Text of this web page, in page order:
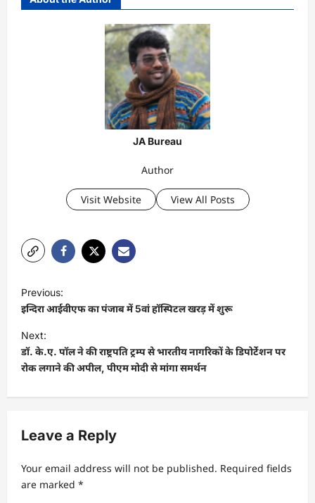
JA Bureau
Author
Visit Website View All Posts
o
s
t
n
a
i
a
Previous:
इन्दिरा आईवीएफ का पंजाब में 5वां हॉस्पिटल खरड़ में शुरू
Next:
डॉ. के.ए. पॉल ने की राष्ट्रपति ट्रम्प से भारतीय नागरिकों के डिपोर्टेशन पर
रोक लगाने की अपील, पीएम मोदी से मांगा समर्थन
Leave a Reply
Your email address will not be published. Required fields
are marked *